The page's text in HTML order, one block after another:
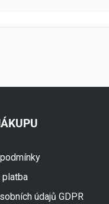
platba
údajů GDPR